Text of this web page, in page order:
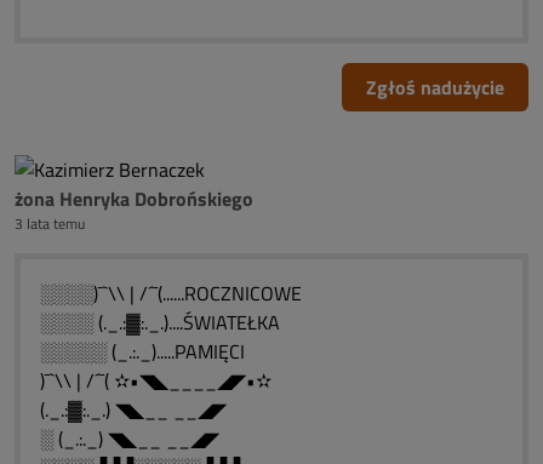
Zgłoś nadużycie
żona Henryka Dobrońskiego
3 lata temu
░░░░)¯`\\ | /´¯(......ROCZNICOWE
░░░░ (._.:▓:._.)....ŚWIATEŁKA
░░░░░ (_.:._).....PAMIĘCI
)¯`\\ | /´¯( ✫•◥◣____◢◤•✫
(._.:▓:._.) ◥◣__ __◢◤
░ (_.:._) ◥◣__ __◢◤